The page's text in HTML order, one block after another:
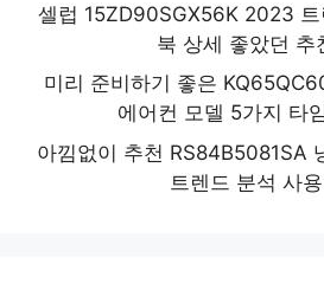
셀럽 15ZD90SGX56K 2023 트
북 상세 좋았던 추
미리 준비하기 좋은
에어컨 모델 5가지 타
아낌없이 추천 RS84B5081SA
트렌드 분석 사